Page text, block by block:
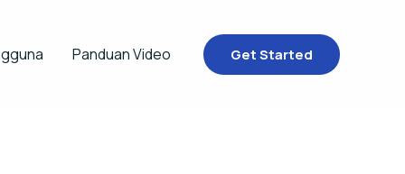
Panduan Video Get Started